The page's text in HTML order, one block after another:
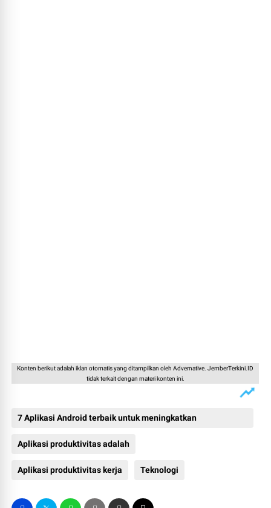
Konten berikut adalah iklan otomatis yang ditampilkan oleh Advernative. JemberTerkini.ID
tidak terkait dengan materi konten ini.
7 Aplikasi Android terbaik untuk meningkatkan
Aplikasi produktivitas adalah
Aplikasi produktivitas kerja Teknologi